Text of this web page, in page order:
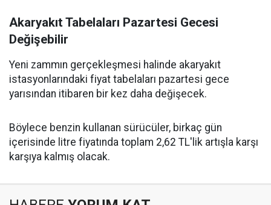
Akaryakıt Tabelaları Pazartesi Gecesi
Değişebilir
Yeni zammın gerçekleşmesi halinde akaryakıt
istasyonlarındaki fiyat tabelaları pazartesi gece
yarısından itibaren bir kez daha değişecek.
Böylece benzin kullanan sürücüler, birkaç gün
içerisinde litre fiyatında toplam 2,62 TL'lik artışla karşı
karşıya kalmış olacak.